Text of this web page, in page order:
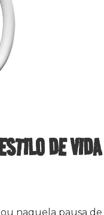
DE VIDA
naquela pausa de